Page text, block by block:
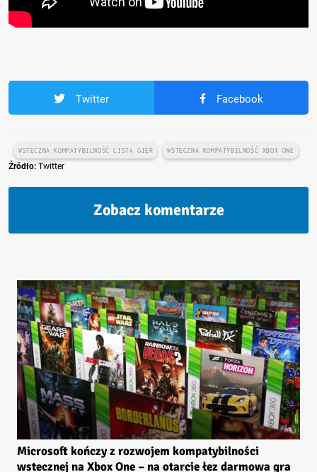
Twitter Facebook
WSTECZNA KOMPATYBILNOŚĆ LISTA GIER WSTECZNA KOMPATYBILNOŚĆ XBOX ONE
Źródło: Twitter
Zobacz komentarze
Microsoft kończy z rozwojem kompatybilności
wstecznej na Xbox One – na otarcie łez darmowa gra